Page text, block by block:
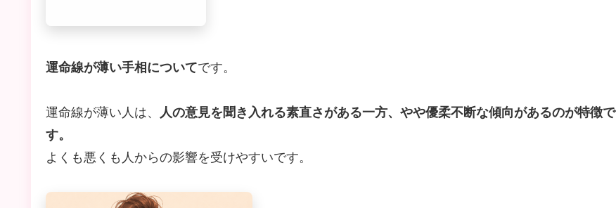
運命線が薄い手相についてです。
運命線が薄い人は、 人の意見を聞き入れる素直さがある一方、やや優柔不断な傾向があるのが特徴で
す。
よくも悪くも人からの影響を受けやすいです。